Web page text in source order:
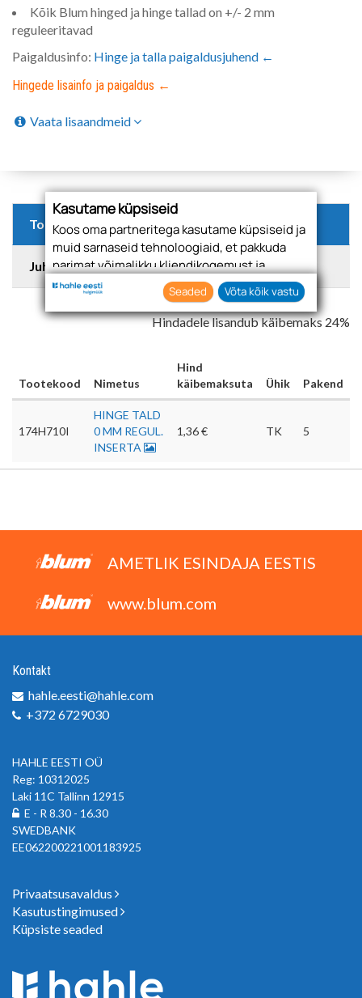
Kõik Blum hinged ja hinge tallad on +/- 2 mm
reguleeritavad
Paigaldusinfo: Hinge ja talla paigaldusjuhend ←
Hingede lisainfo ja paigaldus ←
Vaata lisaandmeid
Tooted
Juhised
Hindadele lisandub käibemaks 24%
Tootekood Nimetus
Hind
käibemaksuta
Ühik Pakend
174H710I
HINGE TALD
0 MM REGUL.
INSERTA
1,36 € TK 5
AMETLIK ESINDAJA EESTIS
www.blum.com
Kontakt
hahle.eesti@hahle.com
+372 6729030
HAHLE EESTI OÜ
Reg: 10312025
Laki 11C Tallinn 12915
E - R 8.30 - 16.30
SWEDBANK
EE062200221001183925
Privaatsusavaldus
Kasutustingimused
Küpsiste seaded
Kasutame küpsiseid
Koos oma partneritega kasutame küpsiseid ja
muid sarnaseid tehnoloogiaid, et pakkuda
parimat võimalikku kliendikogemust ja
asjakohast reklaami.
Nõustudes lubate oma teabe kogumiseks ja
kasutamiseks kasutada küpsiseid ja
anda, klõpsates menüüdes nuppu "Seaded".
Seaded Võta kõik vastu